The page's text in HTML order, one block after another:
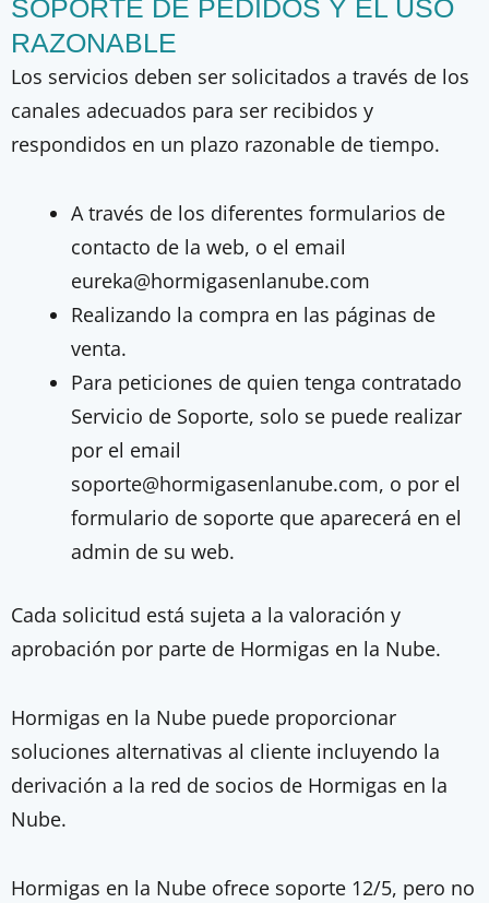
SOPORTE DE PEDIDOS Y EL USO
RAZONABLE
Los servicios deben ser solicitados a través de los
canales adecuados para ser recibidos y
respondidos en un plazo razonable de tiempo.
A través de los diferentes formularios de
contacto de la web, o el email
eureka@hormigasenlanube.com
Realizando la compra en las páginas de
venta.
Para peticiones de quien tenga contratado
Servicio de Soporte, solo se puede realizar
por el email
soporte@hormigasenlanube.com, o por el
formulario de soporte que aparecerá en el
admin de su web.
Cada solicitud está sujeta a la valoración y
aprobación por parte de Hormigas en la Nube.
Hormigas en la Nube puede proporcionar
soluciones alternativas al cliente incluyendo la
derivación a la red de socios de Hormigas en la
Nube.
Hormigas en la Nube ofrece soporte 12/5, pero no